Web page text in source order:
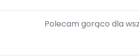
Polecam gorąco dla